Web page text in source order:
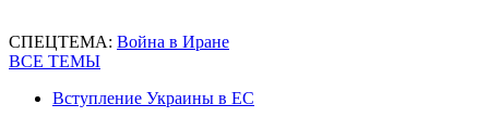
СПЕЦТЕМА: Война в Иране
ВСЕ ТЕМЫ
Вступление Украины в ЕС